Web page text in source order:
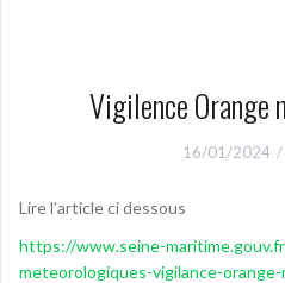
Vigilence Orange
16/01/2024
Lire l’article ci dessous
https://www.seine-
meteorologiques-vigilance-